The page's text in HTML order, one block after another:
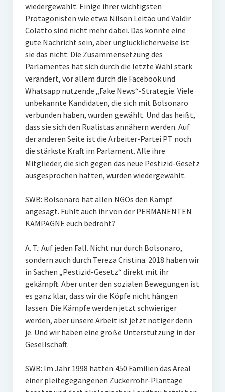
wiedergewählt. Einige ihrer wichtigsten
Protagonisten wie etwa Nilson Leitão und Valdir
Colatto sind nicht mehr dabei. Das könnte eine
gute Nachricht sein, aber unglücklicherweise ist
sie das nicht. Die Zusammensetzung des
Parlamentes hat sich durch die letzte Wahl stark
verändert, vor allem durch die Facebook und
Whatsapp nutzende „Fake News“-Strategie. Viele
unbekannte Kandidaten, die sich mit Bolsonaro
verbunden haben, wurden gewählt. Und das heißt,
dass sie sich den Rualistas annähern werden. Auf
der anderen Seite ist die Arbeiter-Partei PT noch
die stärkste Kraft im Parlament. Alle ihre
Mitglieder, die sich gegen das neue Pestizid-Gesetz
ausgesprochen hatten, wurden wiedergewählt.
SWB: Bolsonaro hat allen NGOs den Kampf
angesagt. Fühlt auch ihr von der PERMANENTEN
KAMPAGNE euch bedroht?
A. T.: Auf jeden Fall. Nicht nur durch Bolsonaro,
sondern auch durch Tereza Cristina. 2018 haben wir
in Sachen „Pestizid-Gesetz“ direkt mit ihr
gekämpft. Aber unter den sozialen Bewegungen ist
es ganz klar, dass wir die Köpfe nicht hängen
lassen. Die Kämpfe werden jetzt schwieriger
werden, aber unsere Arbeit ist jetzt nötiger denn
je. Und wir haben eine große Unterstützung in der
Gesellschaft.
SWB: Im Jahr 1998 hatten 450 Familien das Areal
einer pleitegegangenen Zuckerrohr-Plantage